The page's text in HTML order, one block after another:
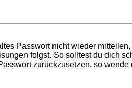
Passwort nicht wieder
folgst. So solltest du dich
zurückzusetzen, so